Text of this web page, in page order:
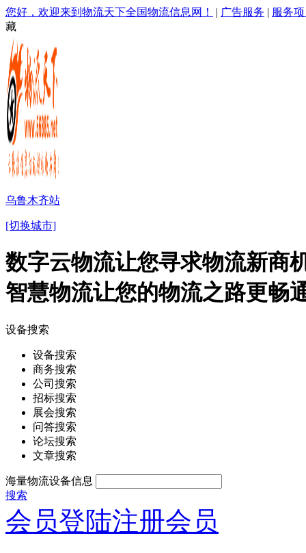
您好，欢迎来到物流天下全国物流信息网！ | 广告服务 | 服务
藏
乌鲁木齐站
[切换城市]
数字云物流让您寻求物流新商
智慧物流让您的物流之路更畅
设备搜索
设备搜索
商务搜索
公司搜索
招标搜索
展会搜索
问答搜索
论坛搜索
文章搜索
海量物流设备信息
搜索
会员登陆注册会员